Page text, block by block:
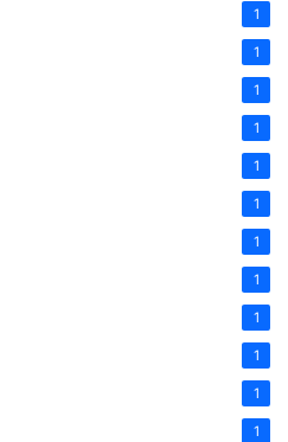
1
1
1
1
1
1
1
1
1
1
1
1